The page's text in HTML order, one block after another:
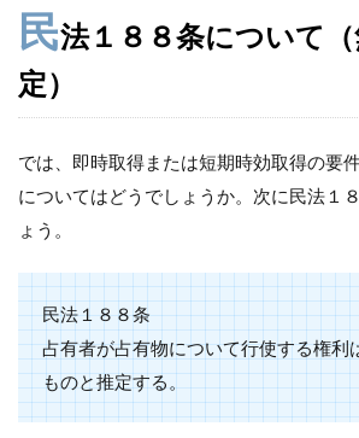
民法１８８条について
定）
では、即時取得または短期時効取得の要
についてはどうでしょうか。次に民法１
ょう。
民法１８８条
占有者が占有物について行使する権利
ものと推定する。